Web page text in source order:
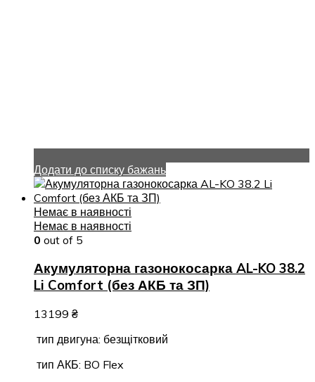
Додати до списку бажань
Немає в наявності
Немає в наявності
0 out of 5
Акумуляторна газонокосарка AL-KO 38.2
Li Comfort (без АКБ та ЗП)
13199 ₴
тип двигуна: безщітковий
тип АКБ: BO Flex